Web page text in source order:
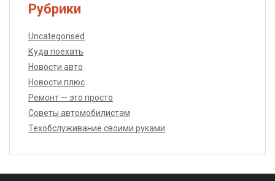
Рубрики
Uncategorised
Куда поехать
Новости авто
Новости плюс
Ремонт — это просто
Советы автомобилистам
Техобслуживание своими руками